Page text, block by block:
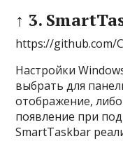
↑ 3.
https://github.com/
Настройки
выбрать для
отображение,
появление при
SmartTaskbar